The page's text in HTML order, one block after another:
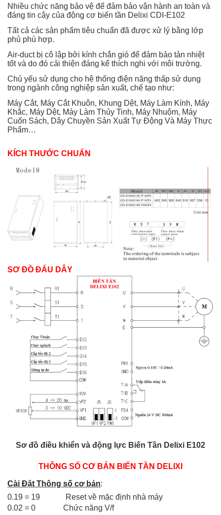
Nhiều chức năng bảo vệ để đảm bảo vận hành an toàn và
đáng tin cậy của động cơ biến tần Delixi CDI-E102
Tất cả các sản phẩm tiêu chuẩn đã được xử lý bằng lớp
phủ phù hợp.
Air-duct bị cô lập bởi kính chắn gió để đảm bảo tản nhiệt
tốt và do đó cải thiện đáng kể thích nghi với môi trường.
Chủ yếu sử dụng cho hệ thống điện năng thấp sử dụng
trong ngành công nghiệp sản xuất, chế tạo như:
Máy Cắt, Máy Cắt Khuôn, Khung Dệt, Máy Làm Kính, Máy
Khắc, Máy Dệt, Máy Làm Thủy Tinh, Máy Nhuộm, Máy
Cuốn Sách, Dây Chuyền Sản Xuất Tự Động Và Máy Thực
Phẩm…
KÍCH THƯỚC CHUẨN
SƠ ĐỒ ĐẤU DÂY
Sơ đồ điều khiển và động lực Biến Tần Delixi E102
THÔNG SỐ CƠ BẢN BIẾN TẦN DELIXI
Cài Đặt Thông số cơ bản:
0.19 = 19 Reset về mặc định nhà máy
0.02 = 0
Chức năng V/f